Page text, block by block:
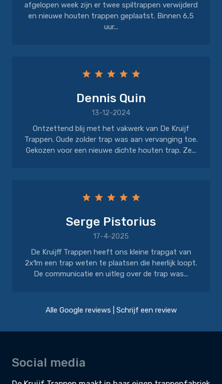
afgelopen week zijn er twee spiltrappen verwijderd
en nieuwe houten trappen geplaatst. Binnen 6,5
uur...
Dennis Quin
13-12-2024
Ontzettend blij met het vakwerk van De Kruijf
Trappen. Oude zolder trap was aan vervanging toe.
Gekozen voor een nieuwe dichte houten trap. Ze...
Serge Pistorius
17-4-2025
De Kruijff Trappen heeft ons kleine trapgat van
2x1m een trap weten te plaatsen die heerlijk loopt.
De communicatie en uitleg over de trap was...
Alle Google reviews Schrijf een review
Social media